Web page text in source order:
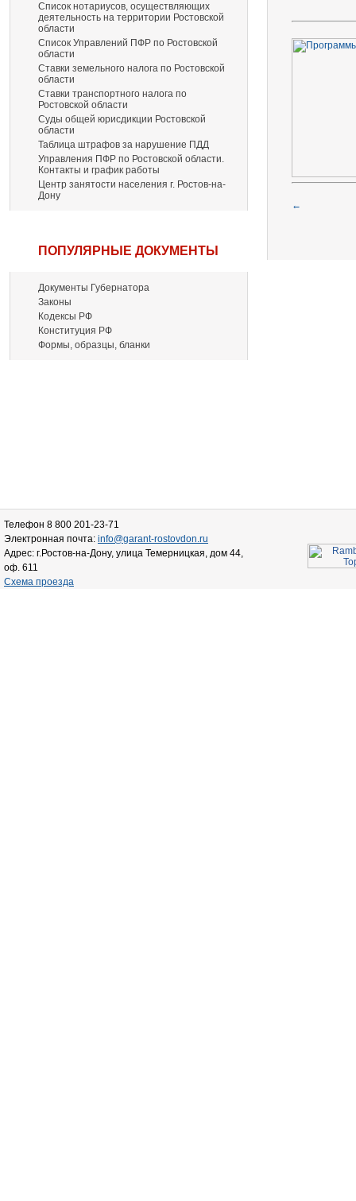
Список нотариусов, осуществляющих
деятельность на территории Ростовской
области
Список Управлений ПФР по Ростовской
области
Ставки земельного налога по Ростовской
области
Ставки транспортного налога по
Ростовской области
Суды общей юрисдикции Ростовской
области
Таблица штрафов за нарушение ПДД
Управления ПФР по Ростовской области.
Контакты и график работы
Центр занятости населения г. Ростов-на-
Дону
ПОПУЛЯРНЫЕ ДОКУМЕНТЫ
Документы Губернатора
Законы
Кодексы РФ
Конституция РФ
Формы, образцы, бланки
←
Телефон 8 800 201-23-71
Электронная почта: info@garant-rostovdon.ru
Адрес: г.Ростов-на-Дону, улица Темерницкая, дом 44,
оф. 611
Схема проезда